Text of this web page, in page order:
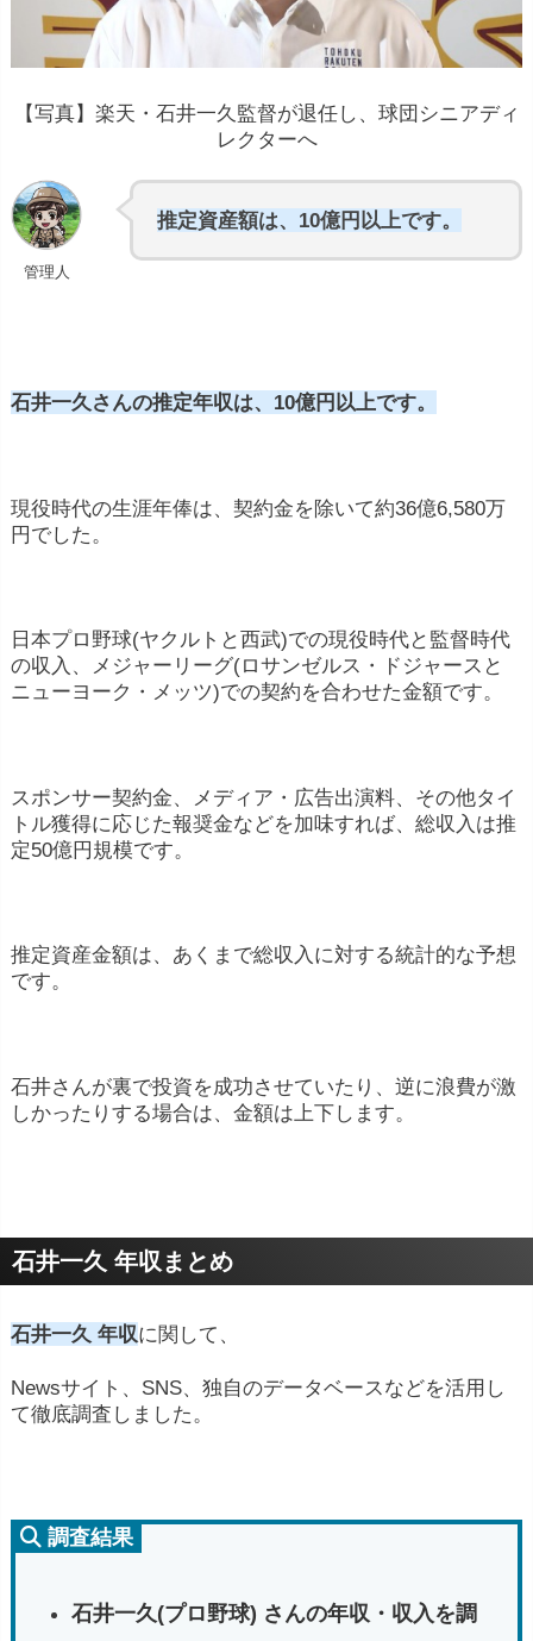
【写真】楽天・石井一久監督が退任し、球団シニアディ
レクターへ
管理人
推定資産額は、10億円以上です。
石井一久さんの推定年収は、10億円以上です。
現役時代の生涯年俸は、契約金を除いて約36億6,580万
円でした。
日本プロ野球(ヤクルトと西武)での現役時代と監督時代
の収入、メジャーリーグ(ロサンゼルス・ドジャースと
ニューヨーク・メッツ)での契約を合わせた金額です。
スポンサー契約金、メディア・広告出演料、その他タイ
トル獲得に応じた報奨金などを加味すれば、総収入は推
定50億円規模です。
推定資産金額は、あくまで総収入に対する統計的な予想
です。
石井さんが裏で投資を成功させていたり、逆に浪費が激
しかったりする場合は、金額は上下します。
石井一久 年収まとめ
石井一久 年収に関して、
Newsサイト、SNS、独自のデータベースなどを活用し
て徹底調査しました。
調査結果
石井一久(プロ野球) さんの年収・収入を調